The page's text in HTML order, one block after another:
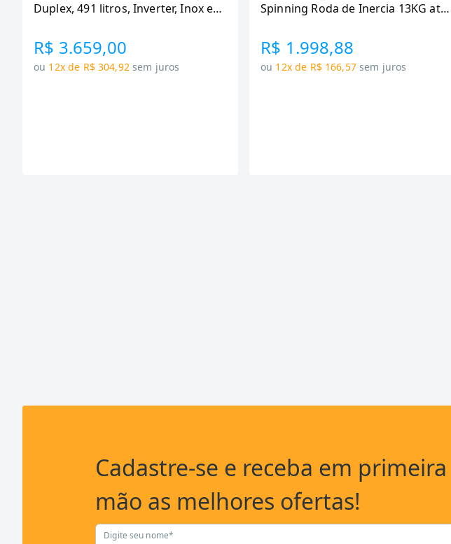
Duplex, 491 litros, Inverter, Inox e
R$ 3.659,00
ou 12x de R$ 304,92 sem juros
Spinning Roda de Inercia 13KG ate
R$ 1.998,88
ou 12x de R$ 166,57 sem juros
Cadastre-se e receba em primeira
mão as melhores ofertas!
Digite seu nome*